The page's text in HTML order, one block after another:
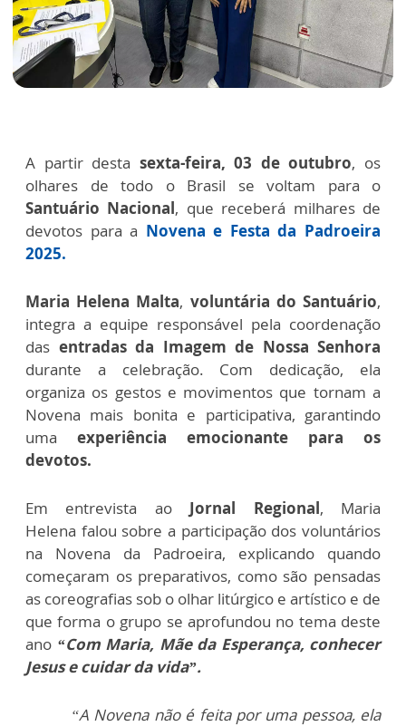
A partir desta sexta-feira, 03 de outubro, os
olhares de todo o Brasil se voltam para o
Santuário Nacional, que receberá milhares de
devotos para a Novena e Festa da Padroeira
2025.
Maria Helena Malta, voluntária do Santuário,
integra a equipe responsável pela coordenação
das entradas da Imagem de Nossa Senhora
durante a celebração. Com dedicação, ela
organiza os gestos e movimentos que tornam a
Novena mais bonita e participativa, garantindo
uma experiência emocionante para os
devotos.
Em entrevista ao Jornal Regional, Maria
Helena falou sobre a participação dos voluntários
na Novena da Padroeira, explicando quando
começaram os preparativos, como são pensadas
as coreografias sob o olhar litúrgico e artístico e de
que forma o grupo se aprofundou no tema deste
ano “Com Maria, Mãe da Esperança, conhecer
Jesus e cuidar da vida”.
“A Novena não é feita por uma pessoa, ela